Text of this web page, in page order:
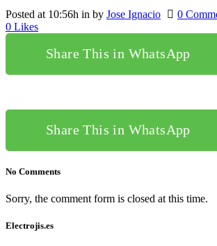
Posted at 10:56h in by Jose Ignacio
0
0 Likes
Share This in WhatsApp
Share This in WhatsApp
No Comments
Sorry, the comment form is closed at this time.
Electrojis.es